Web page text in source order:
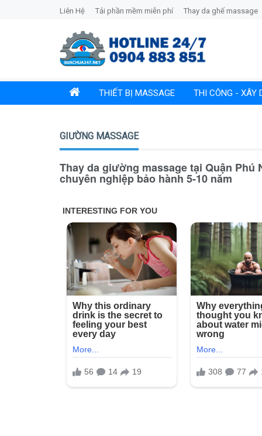
Liên Hệ Tải phần mềm miễn phí Thay da ghế massage
THIẾT BỊ MASSAGE THI CÔNG - XÂY
GIƯỜNG MASSAGE
Thay da giường massage tại Quận Phú
chuyên nghiệp bảo hành 5-10 năm